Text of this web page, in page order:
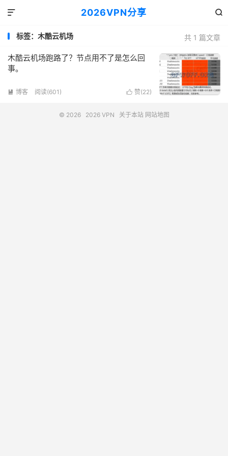
2026VPN分享 

共 1 篇文章
标签：木酷云机场
木酷云机场跑路了？节点用不了是怎么回
事。
 赞(22)
 博客 阅读(601)
© 2026 2026 VPN 关于本站 网站地图